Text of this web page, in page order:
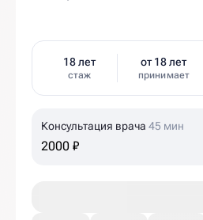
18 лет
стаж
от 18 лет
принимает
Консультация врача 45 мин
2000 ₽